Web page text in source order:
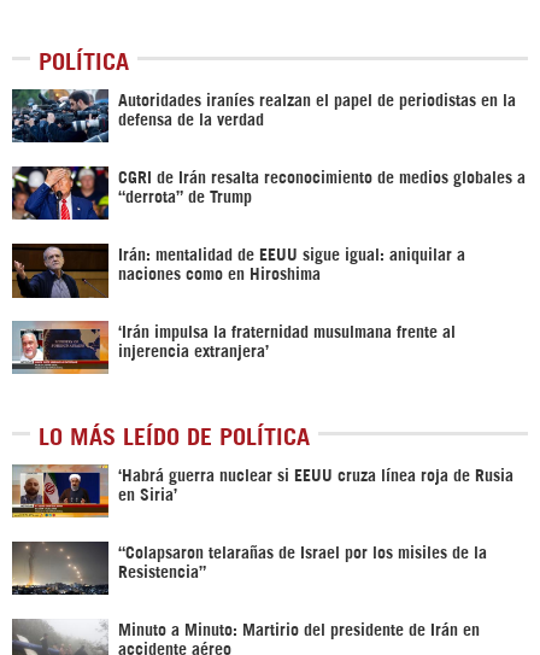
POLÍTICA
Autoridades iraníes realzan el papel de periodistas en la
defensa de la verdad
CGRI de Irán resalta reconocimiento de medios globales a
“derrota” de Trump
Irán: mentalidad de EEUU sigue igual: aniquilar a
naciones como en Hiroshima
‘Irán impulsa la fraternidad musulmana frente al
injerencia extranjera’
LO MÁS LEÍDO DE POLÍTICA
‎‘Habrá guerra nuclear si EEUU cruza línea roja de Rusia
en Siria’‎
“Colapsaron telarañas de Israel por los misiles de la
Resistencia”
Minuto a Minuto: Martirio del presidente de Irán en
accidente aéreo